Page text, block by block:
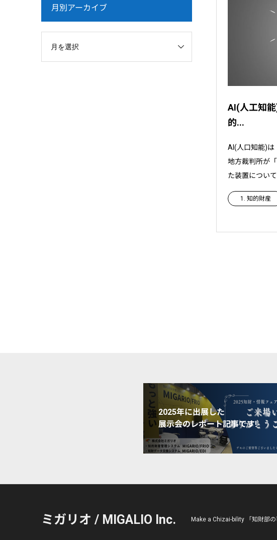
AI(人工知
的...
AI(人口知能)は
地方裁判所が
た装置につい
1. 知的財産
月別アーカイブ
2025年に出展した
展示会のレポート記事です!
ミガリオ / MIGALIO Inc. Make a Chizai-bility 「知財部の